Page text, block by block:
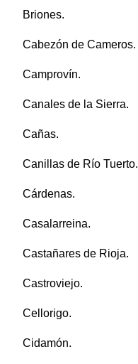
Briones.
Cabezón de Cameros.
Camprovín.
Canales de la Sierra.
Cañas.
Canillas de Río Tuerto.
Cárdenas.
Casalarreina.
Castañares de Rioja.
Castroviejo.
Cellorigo.
Cidamón.